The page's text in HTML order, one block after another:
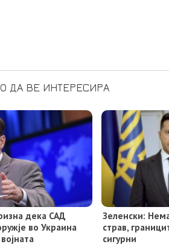
ДА ВЕ ИНТЕРЕСИРА
дека САД
во Украина
Зеленски:
страв,
сигурни